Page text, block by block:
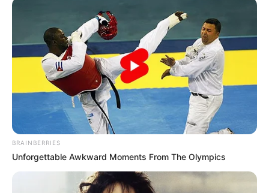
Το τέρας που ζει στις υπόγειες στοές
του Αγίου Όρους..
Σάββατο, 17 Σεπτεμβρίου 2022, 16:21
Το τέρας που ζει στις...
BRAINBERRIES
Unforgettable Awkward Moments From The Olympics